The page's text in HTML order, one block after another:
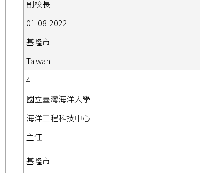
副校長
01-08-2022
基隆市
Taiwan
4
國立臺灣海洋大學
海洋工程科技中心
主任
基隆市